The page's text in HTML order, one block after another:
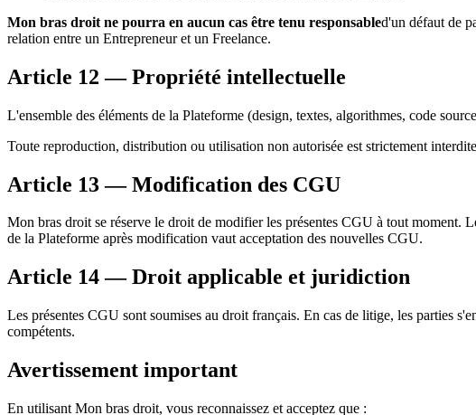
Mon bras droit ne pourra en aucun cas être tenu responsabled'un défaut de
relation entre un Entrepreneur et un Freelance.
Article 12 — Propriété intellectuelle
L'ensemble des éléments de la Plateforme (design, textes, algorithmes, code
Toute reproduction, distribution ou utilisation non autorisée est strictement
Article 13 — Modification des CGU
Mon bras droit se réserve le droit de modifier les présentes CGU à tout
de la Plateforme après modification vaut acceptation des nouvelles CGU.
Article 14 — Droit applicable et juridiction
Les présentes CGU sont soumises au droit français. En cas de litige, les parties
compétents.
Avertissement important
En utilisant Mon bras droit, vous reconnaissez et acceptez que :